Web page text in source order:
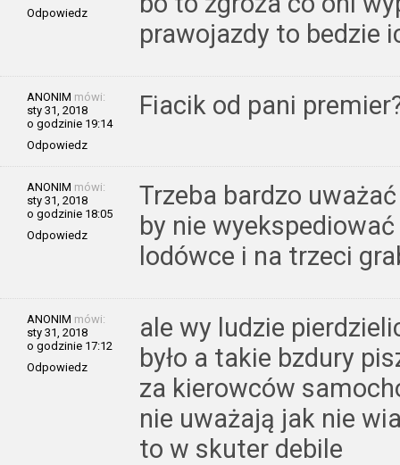
Odpowiedz
prawojazdy to bedzie
ANONIM mówi:
sty 31, 2018
o godzinie 19:14
Odpowiedz
Fiacik od pani
ANONIM mówi:
sty 31, 2018
o godzinie 18:05
Odpowiedz
Trzeba bardzo
by nie
lodówce i na trzeci
ANONIM mówi:
sty 31, 2018
o godzinie 17:12
Odpowiedz
ale wy ludzie
było a takie bzdury
za kierowców
nie uważają jak nie
to w skuter debile